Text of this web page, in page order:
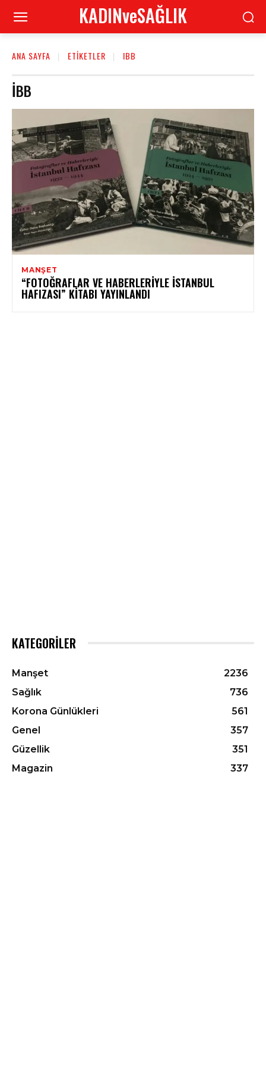
KADINveSAĞLIK
ANA SAYFA ETIKETLER IBB
IBB
MANŞET
“FOTOĞRAFLAR VE HABERLERIYLE İSTANBUL
HAFIZASI” KITABI YAYINLANDI
KATEGORILER
Manşet
2236
Sağlık
736
Korona Günlükleri
561
Genel
357
Güzellik
351
Magazin
337